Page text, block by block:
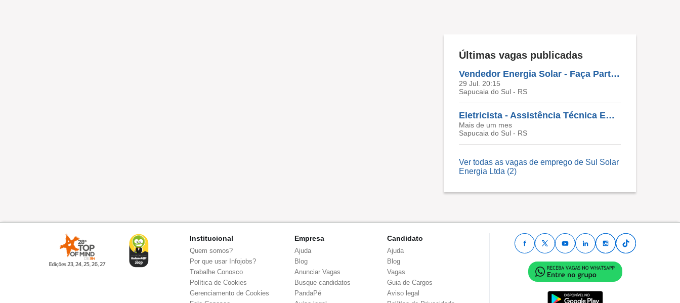
Últimas vagas publicadas
Vendedor Energia Solar - Faça Parte Do Crescente Mercado De Energia
29 Jul. 20:15
Sapucaia do Sul - RS
Eletricista - Assistência Técnica Em Sistemas Fotovoltaicos - Sul Solar Energia
Mais de um mes
Sapucaia do Sul - RS
Ver todas as vagas de emprego de Sul Solar
Energia Ltda (2)
Institucional
Quem somos?
Por que usar Infojobs?
Trabalhe Conosco
Política de Cookies
Gerenciamento de Cookies
Empresa
Ajuda
Blog
Anunciar Vagas
Busque candidatos
PandaPé
Candidato
Ajuda
Blog
Vagas
Guia de Cargos
Aviso legal